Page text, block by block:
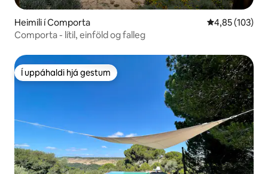
Heimili í Comporta 4,85 af 5 í
4,85 (103)
Comporta - lítil, einföld og falleg
Í uppáhaldi hjá gestum
Í uppáhaldi hjá gestum